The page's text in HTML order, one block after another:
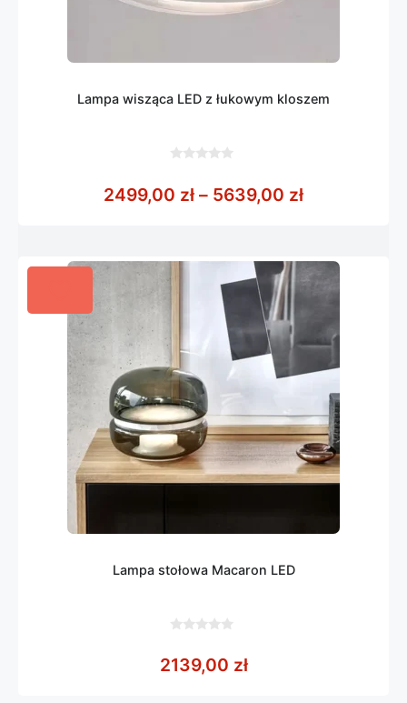
Lampa wisząca LED z łukowym kloszem
5
2499,00 zł – 5639,00 złZakres cen:
Lampa stołowa Macaron LED
5
2139,00 zł